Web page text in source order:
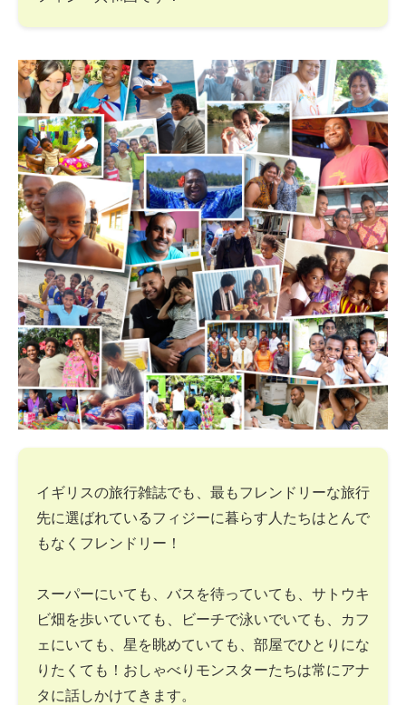
イギリスの旅行雑誌でも、最もフレンドリーな旅行
先に選ばれているフィジーに暮らす人たちはとんで
もなくフレンドリー！
スーパーにいても、バスを待っていても、サトウキ
ビ畑を歩いていても、ビーチで泳いでいても、カフ
ェにいても、星を眺めていても、部屋でひとりにな
りたくても！おしゃべりモンスターたちは常にアナ
タに話しかけてきます。